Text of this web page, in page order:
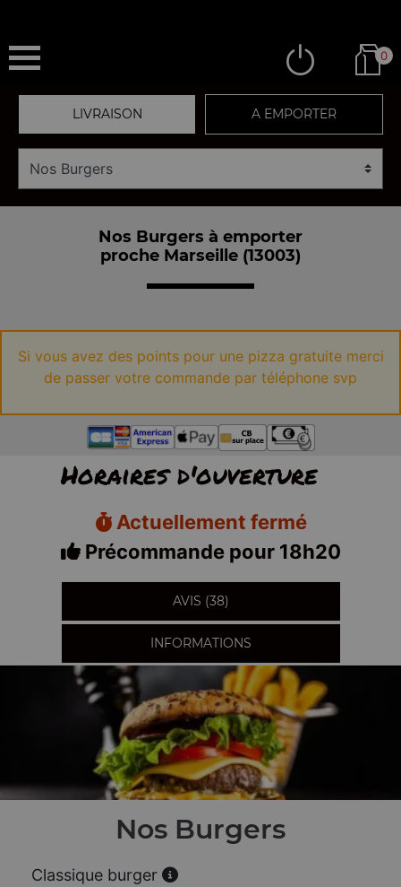
0
LIVRAISON A EMPORTER
Nos Burgers à emporter
proche Marseille (13003)
Si vous avez des points pour une pizza gratuite merci
de passer votre commande par téléphone svp
Horaires d'ouverture
Actuellement fermé
Précommande pour 18h20
AVIS (38)
INFORMATIONS
Nos Burgers
Classique burger